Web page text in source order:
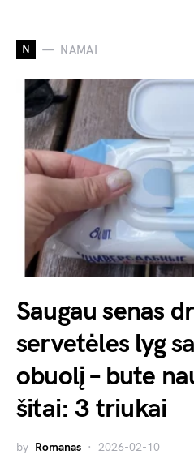
N NAMAI
Saugau senas
servetėles lyg
obuolį – bute
šitai: 3 triukai
by Romanas 2026-02-10